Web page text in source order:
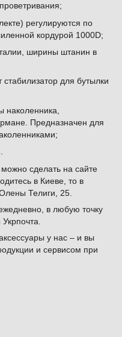
регулируются по
кордурой 1000D;
ширины штанин в
для бутылки
наколенника,
Предназначен для
сделать на сайте
в Киеве, то в
Телиги, 25.
в любую точку
у нас – и вы
и сервисом при